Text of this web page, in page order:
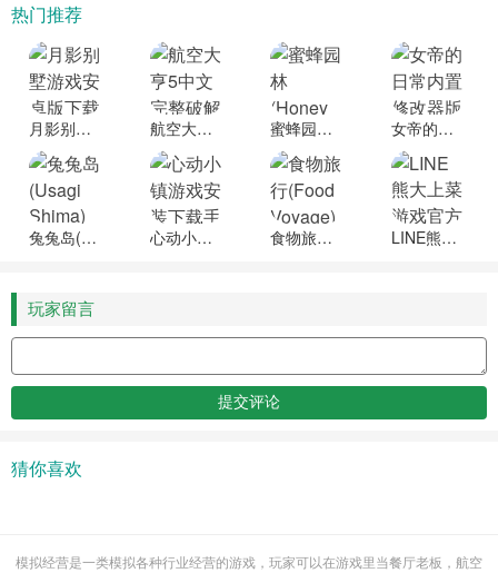
热门推荐
月影别墅游戏安卓版下载安装 航空大亨5中文完整破解版 蜜蜂园林(Honey Grove)官方正版下载 女帝的日常内置修改器版
兔兔岛(Usagi Shima)官方正版下载安装 心动小镇游戏安装下载手机版 食物旅行(Food Voyage)游戏官方版下载 LINE熊大上菜游戏官方版下载安装
玩家留言
猜你喜欢
模拟经营是一类模拟各种行业经营的游戏，玩家可以在游戏里当餐厅老板，航空